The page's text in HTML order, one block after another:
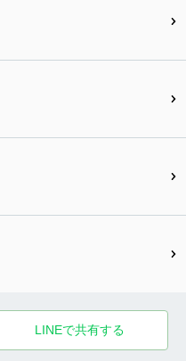
LINEで共有する